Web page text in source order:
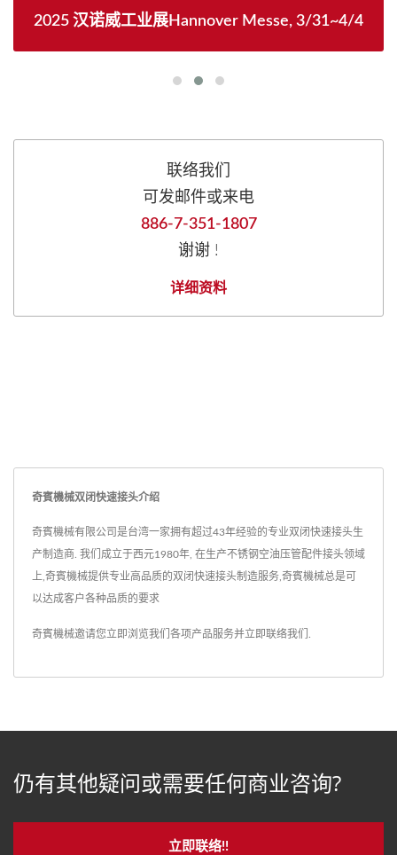
2025 汉诺威工业展Hannover Messe, 3/31~4/4
联络我们
可发邮件或来电
886-7-351-1807
谢谢 !
详细资料
奇賓機械双闭快速接头介绍
奇賓機械有限公司是台湾一家拥有超过43年经验的专业双闭快速接头生
产制造商. 我们成立于西元1980年, 在生产不锈钢空油压管配件接头领域
上,奇賓機械提供专业高品质的双闭快速接头制造服务,奇賓機械总是可
以达成客户各种品质的要求
奇賓機械邀请您立即浏览我们各项产品服务并立即联络我们 .
仍有其他疑问或需要任何商业咨询?
立即联络!!